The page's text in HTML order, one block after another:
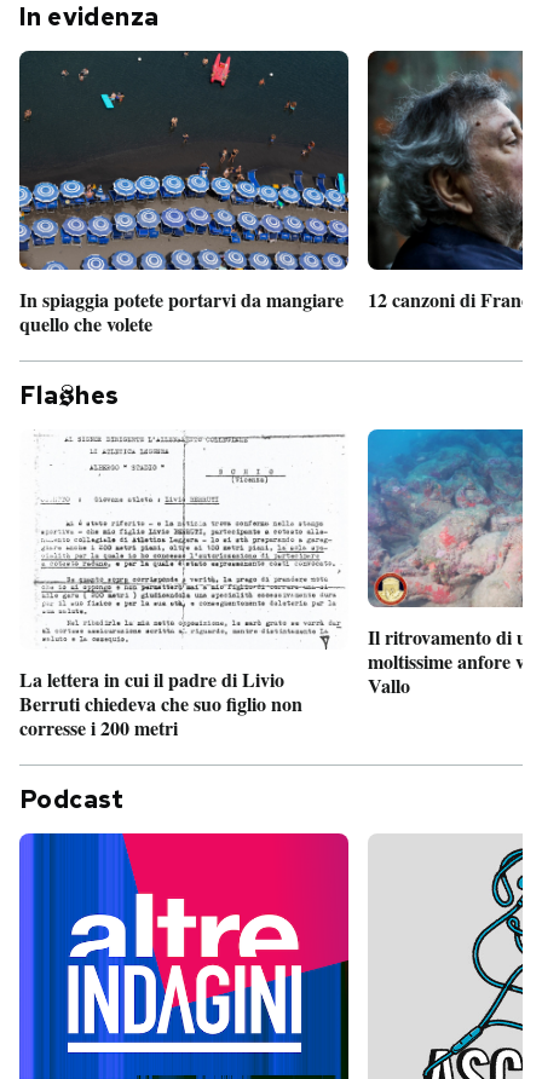
In evidenza
In spiaggia potete portarvi da mangiare
quello che volete
12 canzoni di
Fla hes
La lettera in cui il padre di Livio
Berruti chiedeva che suo figlio non
corresse i 200 metri
Il ritrovamento di
moltissime anfore
Vallo
Podcast